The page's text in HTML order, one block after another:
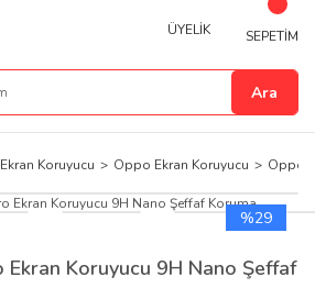
Ara
ÜYELİK SEPETİM
Koruyucu Oppo Ekran Koruyucu Oppo
%29
Koruyucu 9H Nano Şeffaf